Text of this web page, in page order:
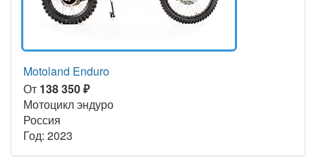
Motoland Enduro
От 138 350 ₽
Мотоцикл эндуро
Россия
Год: 2023